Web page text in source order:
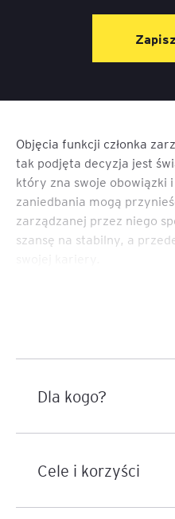
Objęcia funkcji członka
tak podjęta decyzja jest
który zna swoje obowiązki
zaniedbania mogą
zarządzanej przez niego
szansę na stabilny, a
Dla kogo?
Cele i korzyści